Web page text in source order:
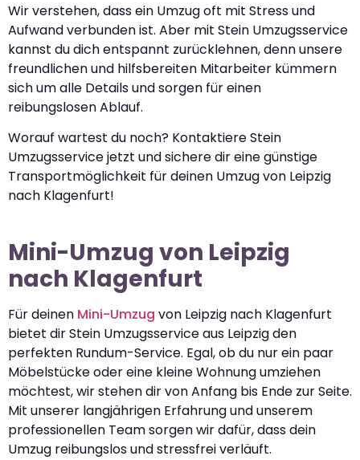
Wir verstehen, dass ein Umzug oft mit Stress und
Aufwand verbunden ist. Aber mit Stein Umzugsservice
kannst du dich entspannt zurücklehnen, denn unsere
freundlichen und hilfsbereiten Mitarbeiter kümmern
sich um alle Details und sorgen für einen
reibungslosen Ablauf.
Worauf wartest du noch? Kontaktiere Stein
Umzugsservice jetzt und sichere dir eine günstige
Transportmöglichkeit für deinen Umzug von Leipzig
nach Klagenfurt!
Mini-Umzug von Leipzig
nach Klagenfurt
Für deinen Mini-Umzug von Leipzig nach Klagenfurt
bietet dir Stein Umzugsservice aus Leipzig den
perfekten Rundum-Service. Egal, ob du nur ein paar
Möbelstücke oder eine kleine Wohnung umziehen
möchtest, wir stehen dir von Anfang bis Ende zur Seite.
Mit unserer langjährigen Erfahrung und unserem
professionellen Team sorgen wir dafür, dass dein
Umzug reibungslos und stressfrei verläuft.